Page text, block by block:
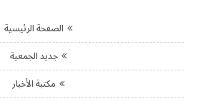
الصفحة الرئيسية
جديد الجمعية
مكتبة الأخبار